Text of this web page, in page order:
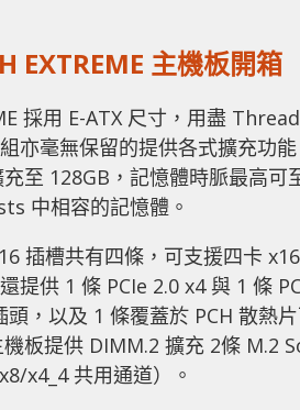
EXTREME 主機板開箱
採用 E-ATX 尺寸，用盡
亦毫無保留的提供各式擴充功
至 128GB，記憶體時脈最高可
中相容的記憶體。
插槽共有四條，可支援四卡
提供 1 條 PCIe 2.0 x4 與 1 條
，以及 1 條覆蓋於 PCH 散熱
板提供 DIMM.2 擴充 2條 M.2
x4_4 共用通道）。